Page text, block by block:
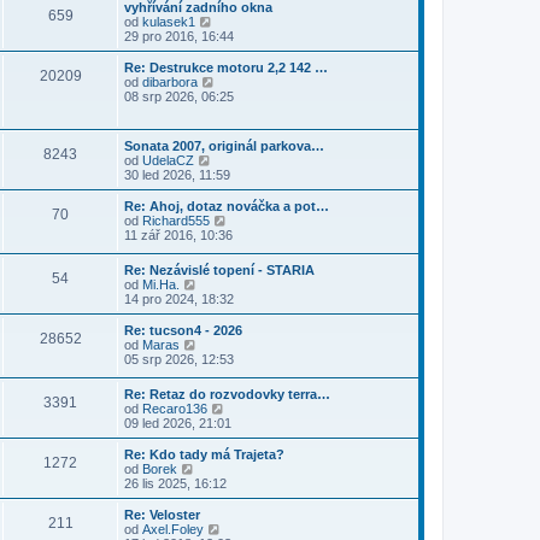
k
p
ě
v
k
í
p
ř
p
ě
v
k
l
e
d
n
í
p
ř
p
ě
v
e
t
p
o
s
l
e
d
í
p
ř
í
p
ě
v
e
k
659
vyhřívání zadního okna
od kulasek1
o
b
r
a
z
p
o
l
e
d
n
í
p
ř
s
ě
v
e
k
29 pro 2016, 16:44
20209
Re: Destrukce motoru 2,2 142 …
od dibarbora
o
a
z
i
t
o
s
l
e
d
í
p
ř
s
v
e
k
08 srp 2026, 06:25
8243
Sonata 2007, originál parkova…
od UdelaCZ
o
b
r
a
z
p
s
l
e
n
í
p
ř
í
ě
v
e
30 led 2026, 11:59
70
Re: Ahoj, dotaz nováčka a pot…
od Richard555
o
a
z
i
p
s
l
e
n
í
p
11 zář 2016, 10:36
54
Re: Nezávislé topení - STARIA
od Mi.Ha.
o
b
r
z
p
o
s
l
e
n
í
p
ř
14 pro 2024, 18:32
28652
Re: tucson4 - 2026
od Maras
o
a
z
i
p
s
l
e
d
05 srp 2026, 12:53
3391
Re: Retaz do rozvodovky terra…
od Recaro136
o
b
r
z
09 led 2026, 21:01
1272
Re: Kdo tady má Trajeta?
od Borek
o
b
r
a
26 lis 2025, 16:12
211
Re: Veloster
od Axel.Foley